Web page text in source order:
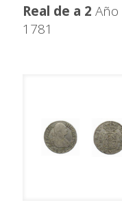
Real de a 2 Año
1781